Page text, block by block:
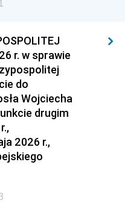
1937
r. w sprawie
do
Wojciecha
drugim
2026 r.,